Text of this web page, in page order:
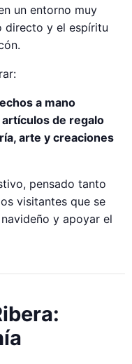
un entorno muy
directo y el espíritu
a mano
de regalo
arte y creaciones
pensado tanto
visitantes que se
y apoyar el